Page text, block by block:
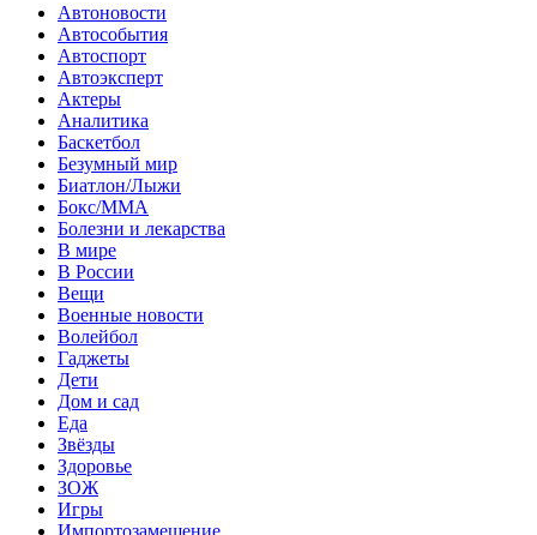
Автоновости
Автособытия
Автоспорт
Автоэксперт
Актеры
Аналитика
Баскетбол
Безумный мир
Биатлон/Лыжи
Бокс/MMA
Болезни и лекарства
В мире
В России
Вещи
Военные новости
Волейбол
Гаджеты
Дети
Дом и сад
Еда
Звёзды
Здоровье
ЗОЖ
Игры
Импортозамещение